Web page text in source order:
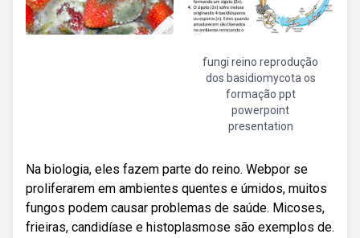
fungi reino reprodução
dos basidiomycota os
formação ppt
powerpoint
presentation
Na biologia, eles fazem parte do reino. Webpor se
proliferarem em ambientes quentes e úmidos, muitos
fungos podem causar problemas de saúde. Micoses,
frieiras, candidíase e histoplasmose são exemplos de.